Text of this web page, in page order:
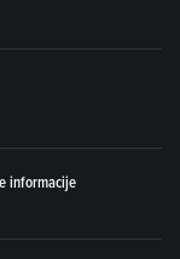
informacije